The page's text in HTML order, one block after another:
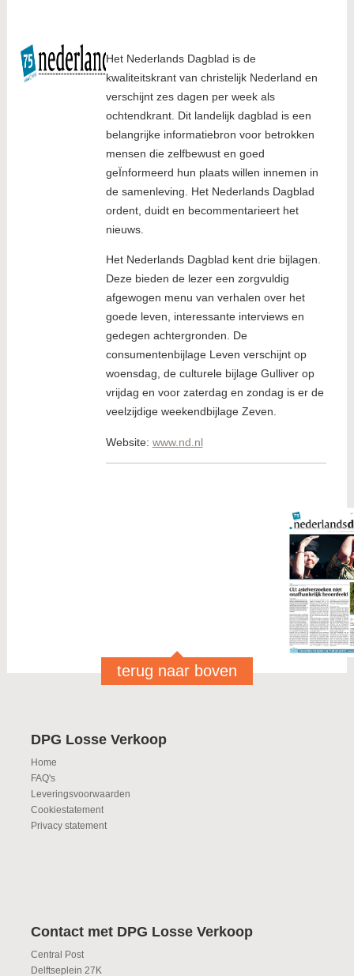
Het Nederlands Dagblad is de
kwaliteitskrant van christelijk Nederland en
verschijnt zes dagen per week als
ochtendkrant. Dit landelijk dagblad is een
belangrijke informatiebron voor betrokken
mensen die zelfbewust en goed
geÏnformeerd hun plaats willen innemen in
de samenleving. Het Nederlands Dagblad
ordent, duidt en becommentarieert het
nieuws.
Het Nederlands Dagblad kent drie bijlagen.
Deze bieden de lezer een zorgvuldig
afgewogen menu van verhalen over het
goede leven, interessante interviews en
gedegen achtergronden. De
consumentenbijlage Leven verschijnt op
woensdag, de culturele bijlage Gulliver op
vrijdag en voor zaterdag en zondag is er de
veelzijdige weekendbijlage Zeven.
Website: www.nd.nl
terug naar boven
DPG Losse Verkoop
Home
FAQ's
Leveringsvoorwaarden
Cookiestatement
Privacy statement
Contact met DPG Losse Verkoop
Central Post
Delftseplein 27K